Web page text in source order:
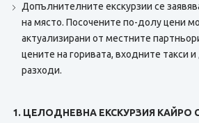
Допълнителните екскурзии се
на място. Посочените по-долу цени
актуализирани от местните
цените на горивата, входните такси
разходи.
1. ЦЕЛОДНЕВНА ЕКСКУРЗИЯ КАЙРО